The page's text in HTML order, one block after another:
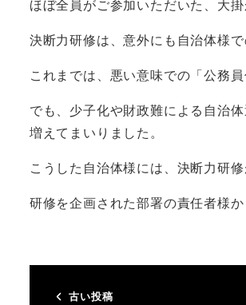
ほぼ全員がご参加いただいた、大掛
決断力研修は、意外にも自治体様で
これまでは、悪い意味での「公務
でも、少子化や財政難による自治
増えてまいりました。
こうした自治体様には、決断力研
研修を企画された部署の責任者様
古い投稿